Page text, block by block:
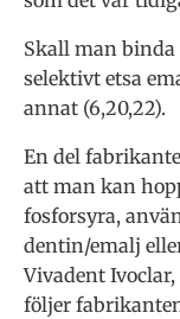
Skall man
selektivt etsa
annat (6,20,22).
En del
att man kan
fosforsyra,
dentin/emalj
Vivadent
följer